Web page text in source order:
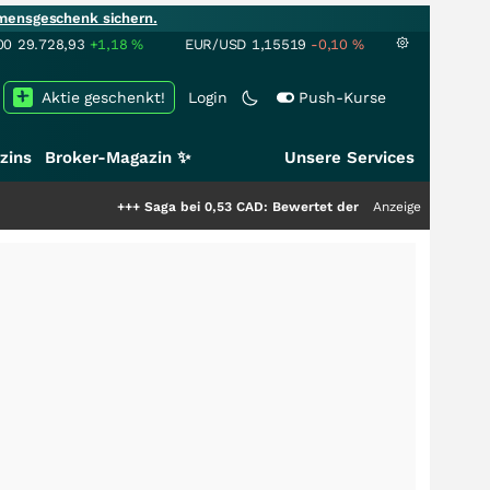
sichern.
29.728,93 +1,18% EUR/USD 1,15519 -0,10 %
Login Push-Kurse
Aktie geschenkt!
Broker-Magazin ✨ Unsere Services
Saga bei 0,53 CAD: Bewertet der Markt noch immer nur
Anzeige